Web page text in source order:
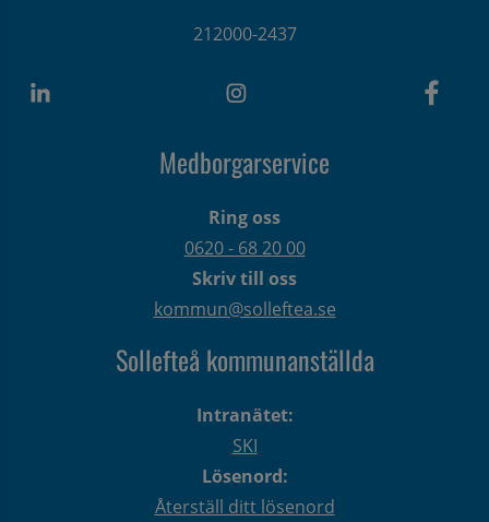
212000-2437
Medborgarservice
Ring oss
0620 - 68 20 00
Skriv till oss
kommun@solleftea.se
Sollefteå kommunanställda
Intranätet:
SKI
Lösenord:
Återställ ditt lösenord